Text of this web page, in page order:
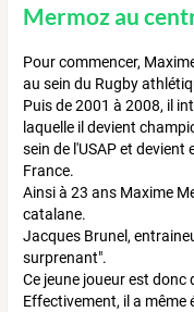
Mermoz au
Pour commencer,
au sein du Rugby
Puis de 2001 à 2008, il
laquelle il devient
sein de l'USAP et
France.
Ainsi à 23 ans Maxime
catalane.
Jacques Brunel,
surprenant".
Ce jeune joueur est
Effectivement, il a même